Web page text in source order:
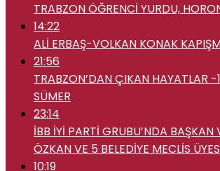
TRABZON ÖĞRENCİ YURDU,
14:22
ALİ ERBAŞ-VOLKAN KONAK
21:56
TRABZON’DAN ÇIKAN HAYATLAR
SÜMER
23:14
İBB İYİ PARTİ GRUBU’NDA BAŞKAN
ÖZKAN VE 5 BELEDİYE MECLİS
10:19